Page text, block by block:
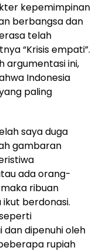
kepemimpinan
berbangsa dan
telah
“Krisis empati”.
argumentasi ini,
Indonesia
paling
saya duga
gambaran
ada orang-
ribuan
berdonasi.
dan dipenuhi oleh
rupiah